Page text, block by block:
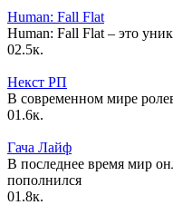
Human: Fall Flat
Human: Fall Flat – это
02.5к.
Некст РП
В современном мире
01.6к.
Гача Лайф
В последнее время мир
пополнился
01.8к.